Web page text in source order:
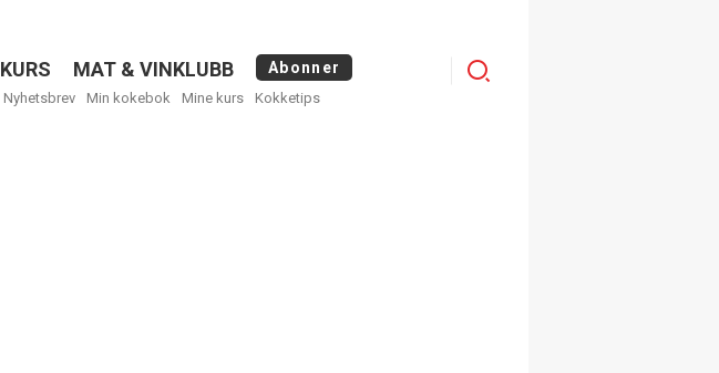
KURS MAT & VINKLUBB Abonner
Nyhetsbrev Min kokebok Mine kurs Kokketips
Logg